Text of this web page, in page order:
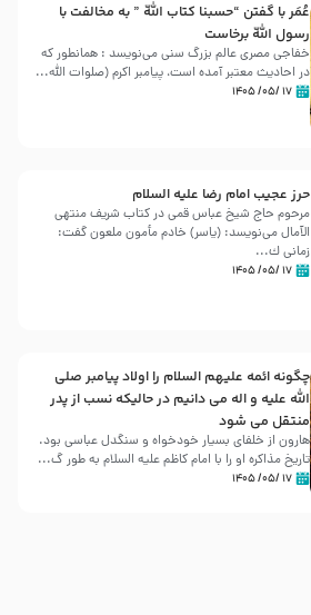
عُمَر با گفتن “حسبنا كتاب اللّه ” به مخالفت با
رسول اللّه برخاست
خفاجی مصری عالم بزرگ سنی می‌نویسد : همانطور که
در احادیث معتبر آمده است، پیامبر اکرم (صلوات اللّه...
۱۷ /۰۵/ ۱۴۰۵
حرز عجیب امام رضا علیه السلام
مرحوم حاج شیخ عباس قمی در کتاب شریف منتهی
الآمال می‌نویسد: (ياسر) خادم مأمون ملعون گفت:
زمانى ك...
۱۷ /۰۵/ ۱۴۰۵
چگونه ائمه علیهم السلام را اولاد پیامبر صلی
الله علیه و اله می دانیم در حالیکه نسب از پدر
منتقل می شود
هارون از خلفای بسیار خودخواه و سنگدل عباسی بود.
تاریخ مذاکره او را با امام کاظم علیه السلام به طور گ...
۱۷ /۰۵/ ۱۴۰۵